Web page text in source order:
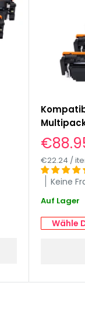
4202dw,
4302fdw
€22.24 /
Keine
Auf Lager
Wähle